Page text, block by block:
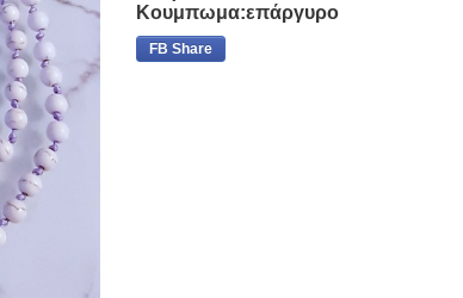
Κουμπωμα:επάργυρο
FB Share